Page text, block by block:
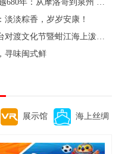
淡淡粽香，岁岁安康！
寻味闽式鲜
展示馆 海上丝绸